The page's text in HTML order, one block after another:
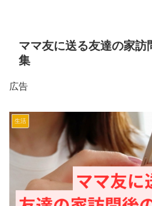
ママ友に送る友達の家訪
集
広告
生活